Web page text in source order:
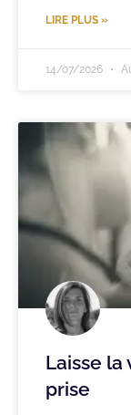
LIRE PLUS »
14/07/2026
Laisse la
prise